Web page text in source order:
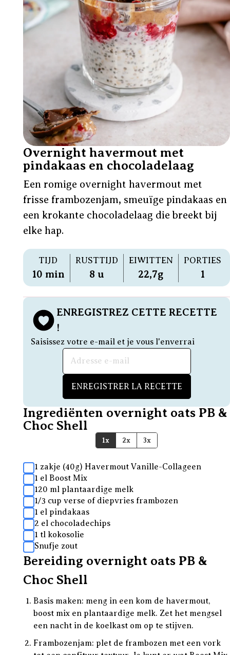
Overnight havermout met
pindakaas en chocoladelaag
Een romige overnight havermout met
frisse frambozenjam, smeuïge pindakaas en
een krokante chocoladelaag die breekt bij
elke hap.
TIJD
10 min
RUSTTIJD
8 u
EIWITTEN
22,7g
PORTIES
1
ENREGISTREZ CETTE RECETTE
!
Saisissez votre e-mail et je vous l'enverrai
ENREGISTRER LA RECETTE
Ingrediënten overnight oats PB &
Choc Shell
1x 2x 3x
1 zakje (40g) Havermout Vanille-Collageen
1 el Boost Mix
120 ml plantaardige melk
1/3 cup verse of diepvries frambozen
1 el pindakaas
2 el chocoladechips
1 tl kokosolie
Snufje zout
Bereiding overnight oats PB &
Choc Shell
Basis maken: meng in een kom de havermout,
boost mix en plantaardige melk. Zet het mengsel
een nacht in de koelkast om op te stijven.
Frambozenjam: plet de frambozen met een vork